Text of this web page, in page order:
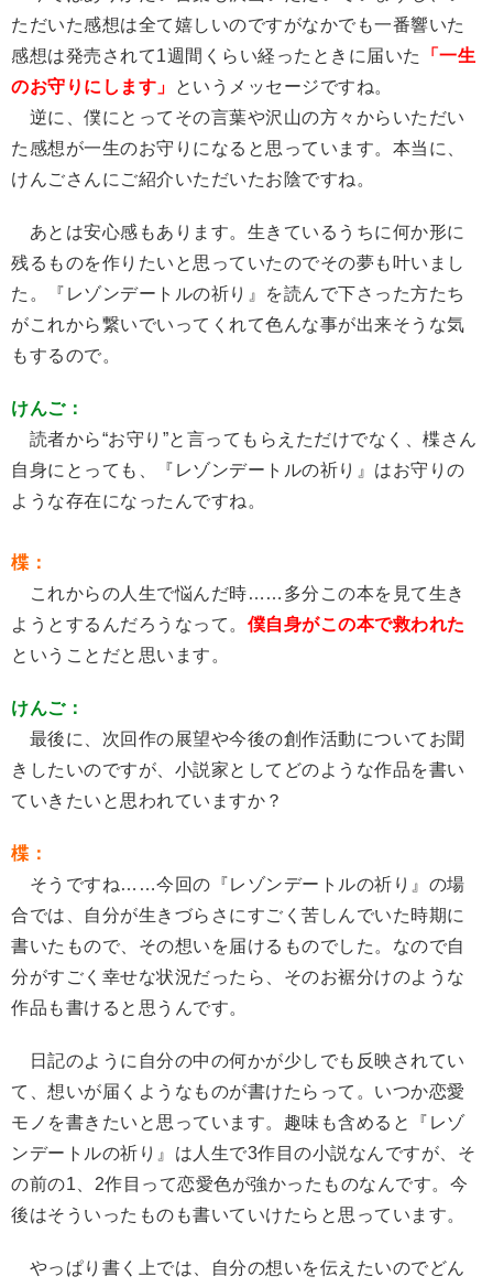
ただいた感想は全て嬉しいのですがなかでも一番響いた
感想は発売されて1週間くらい経ったときに届いた
「一生
のお守りにします」
というメッセージですね。
逆に、僕にとってその言葉や沢山の方々からいただい
た感想が一生のお守りになると思っています。本当に、
けんごさんにご紹介いただいたお陰ですね。
あとは安心感もあります。生きているうちに何か形に
残るものを作りたいと思っていたのでその夢も叶いまし
た。『レゾンデートルの祈り』を読んで下さった方たち
がこれから繋いでいってくれて色んな事が出来そうな気
もするので。
けんご：
読者から“お守り”と言ってもらえただけでなく、楪さん
自身にとっても、『レゾンデートルの祈り』はお守りの
ような存在になったんですね。
楪：
これからの人生で悩んだ時……多分この本を見て生き
ようとするんだろうなって。 僕自身がこの本で救われた
ということだと思います。
けんご：
最後に、次回作の展望や今後の創作活動についてお聞
きしたいのですが、小説家としてどのような作品を書い
ていきたいと思われていますか？
楪：
そうですね……今回の『レゾンデートルの祈り』の場
合では、自分が生きづらさにすごく苦しんでいた時期に
書いたもので、その想いを届けるものでした。なので自
分がすごく幸せな状況だったら、そのお裾分けのような
作品も書けると思うんです。
日記のように自分の中の何かが少しでも反映されてい
て、想いが届くようなものが書けたらって。いつか恋愛
モノを書きたいと思っています。趣味も含めると『レゾ
ンデートルの祈り』は人生で3作目の小説なんですが、そ
の前の1、2作目って恋愛色が強かったものなんです。今
後はそういったものも書いていけたらと思っています。
やっぱり書く上では、自分の想いを伝えたいのでどん